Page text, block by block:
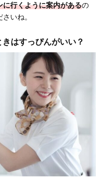
行くように案内があるの
いね。
はすっぴんがいい？